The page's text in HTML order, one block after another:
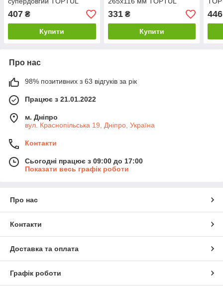
AGAE1429
407 ₴
Купити
AGCD0827
331₴
Купити
446
Про нас
98% позитивних з 63 відгуків за рік
Працює з 21.01.2022
м. Дніпро
вул. Краснопільська 19, Дніпро, Україна
Контакти
Сьогодні працює з 09:00 до 17:00
Показати весь графік роботи
Про нас
Контакти
Доставка та оплата
Графік роботи